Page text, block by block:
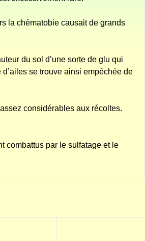
la chématobie causait de grands
du sol d’une sorte de glu qui
se trouve ainsi empêchée de
considérables aux récoltes.
combattus par le sulfatage et le